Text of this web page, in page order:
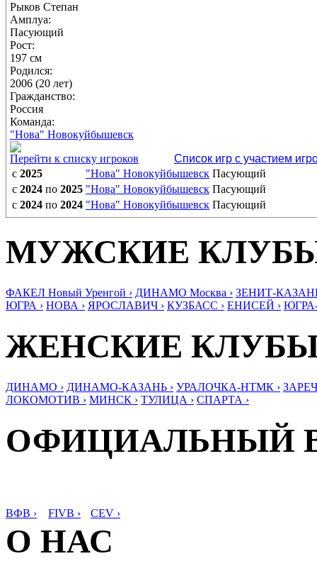
Рыков Степан
Амплуа:
Пасующий
Рост:
197 см
Родился:
2006 (20 лет)
Гражданство:
Россия
Команда:
"Нова" Новокуйбышевск
Перейти к списку игроков
Список игр с участием
с 2025 "Нова" Новокуйбышевск Пасующий
с 2024 по 2025 "Нова" Новокуйбышевск Пасующий
с 2024 по 2024 "Нова" Новокуйбышевск Пасующий
МУЖСКИЕ
ФАКЕЛ Новый Уренгой › ДИНАМО Москва › ЗЕНИТ-
ЮГРА › НОВА › ЯРОСЛАВИЧ › КУЗБАСС › ЕНИСЕЙ ›
ЖЕНСКИЕ
ДИНАМО › ДИНАМО-КАЗАНЬ › УРАЛОЧКА-НТМК ›
ЛОКОМОТИВ › МИНСК › ТУЛИЦА › СПАРТА ›
ОФИЦИАЛЬНЫЙ
ВФВ › FIVB › CEV ›
О НАС